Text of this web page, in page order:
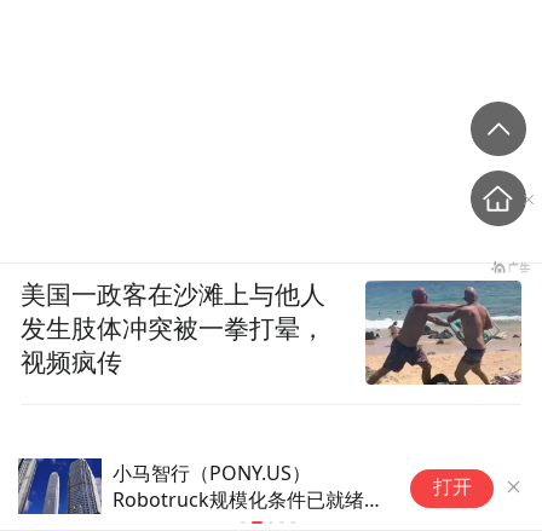
小马智行（PONY.US）
Robotruck规模化条件已就绪
第四代重卡量产下线开启千台征
打开
美国一政客在沙滩上与他人
发生肢体冲突被一拳打晕，
视频疯传